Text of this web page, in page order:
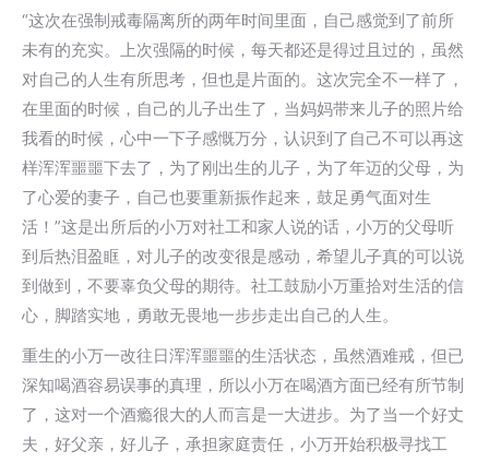
“这次在强制戒毒隔离所的两年时间里面，自己感觉到了前所
未有的充实。上次强隔的时候，每天都还是得过且过的，虽然
对自己的人生有所思考，但也是片面的。这次完全不一样了，
在里面的时候，自己的儿子出生了，当妈妈带来儿子的照片给
我看的时候，心中一下子感慨万分，认识到了自己不可以再这
样浑浑噩噩下去了，为了刚出生的儿子，为了年迈的父母，为
了心爱的妻子，自己也要重新振作起来，鼓足勇气面对生
活！”这是出所后的小万对社工和家人说的话，小万的父母听
到后热泪盈眶，对儿子的改变很是感动，希望儿子真的可以说
到做到，不要辜负父母的期待。社工鼓励小万重拾对生活的信
心，脚踏实地，勇敢无畏地一步步走出自己的人生。
重生的小万一改往日浑浑噩噩的生活状态，虽然酒难戒，但已
深知喝酒容易误事的真理，所以小万在喝酒方面已经有所节制
了，这对一个酒瘾很大的人而言是一大进步。为了当一个好丈
夫，好父亲，好儿子，承担家庭责任，小万开始积极寻找工